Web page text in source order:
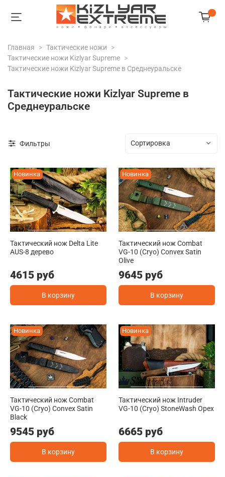
Главная
Тактические ножи
Тактические ножи Kizlyar Supreme
Тактические ножи Kizlyar Supreme в Среднеуральске
Тактические ножи Kizlyar Supreme в
Среднеуральске
Фильтры
Новинка
Тактический нож Delta Lite
AUS-8 дерево
4615 руб
В корзину
Новинка
Тактический нож Combat
VG-10 (Cryo) Convex Satin
Olive
9645 руб
В корзину
Новинка
Тактический нож Combat
VG-10 (Cryo) Convex Satin
Black
9545 руб
В корзину
Новинка
Тактический нож Intruder
VG-10 (Cryo) StoneWash Орех
6665 руб
В корзину